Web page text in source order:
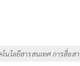
นโลยีสารสนเทศ การสื่อ